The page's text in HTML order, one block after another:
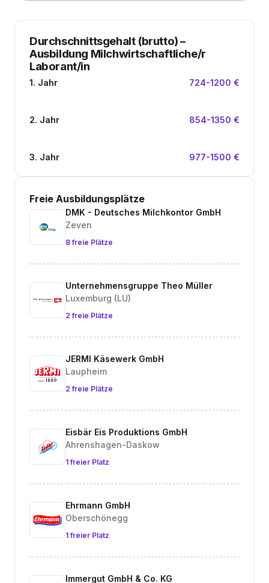
Durchschnittsgehalt (brutto)–
Ausbildung Milchwirtschaftliche/r
Laborant/in
1. Jahr 724-1200 €
2. Jahr 854-1350 €
3. Jahr 977-1500 €
Freie Ausbildungsplätze
DMK - Deutsches Milchkontor GmbH
Zeven
8 freie Plätze
Unternehmensgruppe Theo Müller
Luxemburg (LU)
2 freie Plätze
JERMI Käsewerk GmbH
Laupheim
2 freie Plätze
Eisbär Eis Produktions GmbH
Ahrenshagen-Daskow
1 freier Platz
Ehrmann GmbH
Oberschönegg
1 freier Platz
Immergut GmbH & Co. KG